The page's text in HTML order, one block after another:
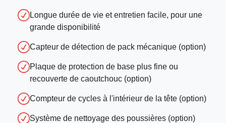
Longue durée de vie et entretien facile, pour une
grande disponibilité
Capteur de détection de pack mécanique (option)
Plaque de protection de base plus fine ou
recouverte de caoutchouc (option)
Compteur de cycles à l'intérieur de la tête (option)
Système de nettoyage des poussières (option)